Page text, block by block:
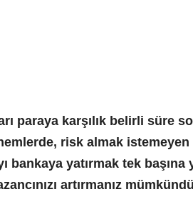
paraya karşılık belirli süre
risk almak istemeyen
bankaya yatırmak tek
artırmanız